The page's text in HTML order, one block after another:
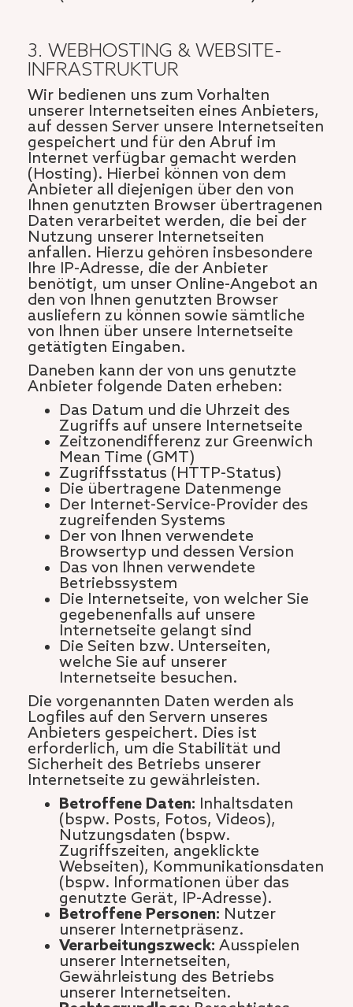
3. WEBHOSTING & WEBSITE-
INFRASTRUKTUR
Wir bedienen uns zum Vorhalten
unserer Internetseiten eines Anbieters,
auf dessen Server unsere Internetseiten
gespeichert und für den Abruf im
Internet verfügbar gemacht werden
(Hosting). Hierbei können von dem
Anbieter all diejenigen über den von
Ihnen genutzten Browser übertragenen
Daten verarbeitet werden, die bei der
Nutzung unserer Internetseiten
anfallen. Hierzu gehören insbesondere
Ihre IP-Adresse, die der Anbieter
benötigt, um unser Online-Angebot an
den von Ihnen genutzten Browser
ausliefern zu können sowie sämtliche
von Ihnen über unsere Internetseite
getätigten Eingaben.
Daneben kann der von uns genutzte
Anbieter folgende Daten erheben:
Das Datum und die Uhrzeit des
Zugriffs auf unsere Internetseite
Zeitzonendifferenz zur Greenwich
Mean Time (GMT)
Zugriffsstatus (HTTP-Status)
Die übertragene Datenmenge
Der Internet-Service-Provider des
zugreifenden Systems
Der von Ihnen verwendete
Browsertyp und dessen Version
Das von Ihnen verwendete
Betriebssystem
Die Internetseite, von welcher Sie
gegebenenfalls auf unsere
Internetseite gelangt sind
Die Seiten bzw. Unterseiten,
welche Sie auf unserer
Internetseite besuchen.
Die vorgenannten Daten werden als
Logfiles auf den Servern unseres
Anbieters gespeichert. Dies ist
erforderlich, um die Stabilität und
Sicherheit des Betriebs unserer
Internetseite zu gewährleisten.
Betroffene Daten: Inhaltsdaten
(bspw. Posts, Fotos, Videos),
Nutzungsdaten (bspw.
Zugriffszeiten, angeklickte
Webseiten), Kommunikationsdaten
(bspw. Informationen über das
genutzte Gerät, IP-Adresse).
Betroffene Personen: Nutzer
unserer Internetpräsenz.
Verarbeitungszweck: Ausspielen
unserer Internetseiten,
Gewährleistung des Betriebs
unserer Internetseiten.